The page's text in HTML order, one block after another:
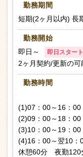
勤務期間
短期(2ヶ月以内) 長
勤務開始
即日～
即日スタート
2ヶ月契約/更新の可
勤務時間
(1)07：00～16：00
(2)09：00～18：00
(3)10：00～19：00
(4)16：00～翌10：
休憩60分 夜勤120